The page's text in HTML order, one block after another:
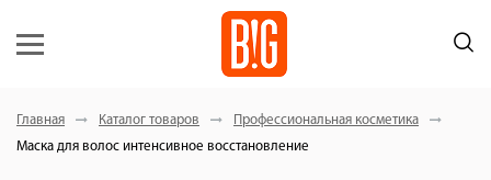
Главная Каталог товаров
Профессиональная косметика
Маска для волос интенсивное восстановление